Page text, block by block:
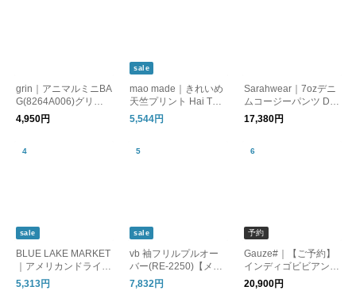
grin｜アニマルミニBA
G(8264A006)グリン
【メール便対象】
4,950円
sale
mao made｜きれいめ
天竺プリント Hai TEE
(621219)マオメイド
【メール便対象】
5,544円
Sarahwear｜7ozデニ
ムコージーパンツ De
nim Cozy Pants(C306
28)サラウェア
17,380円
sale
BLUE LAKE MARKET
｜アメリカンドライ天
竺ヨークボーダーT(B-
521044)【メール便対
5,313円
sale
vb 袖フリルプルオー
バー(RE-2250)【メー
ル便対象】
7,832円
予約
Gauze#｜【ご予約】
インディゴビビアンパ
ンツ(G1026)
20,900円